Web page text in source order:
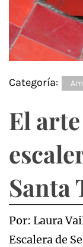
Categoría:
El
Santa
Por: Laura
Escalera de